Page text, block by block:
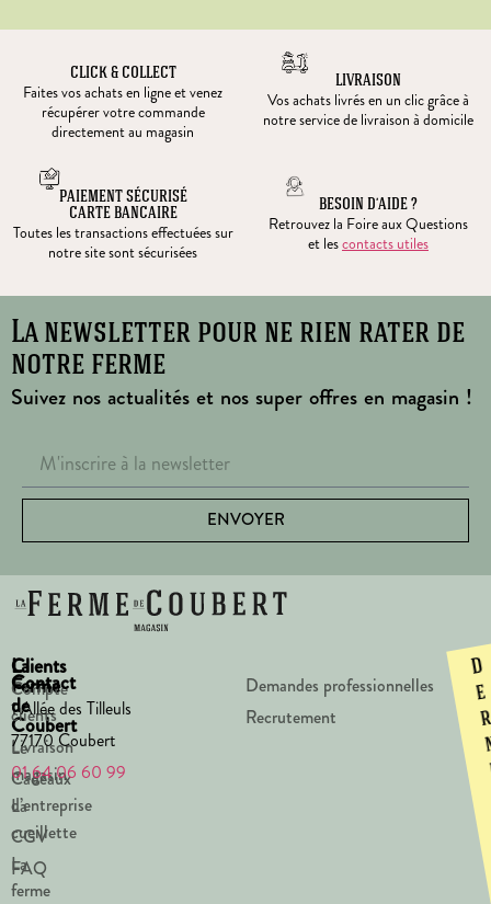
CLICK & COLLECT
Faites vos achats en ligne et venez
récupérer votre commande
directement au magasin
LIVRAISON
Vos achats livrés en un clic grâce à
notre service de livraison à domicile
PAIEMENT SÉCURISÉ
CARTE BANCAIRE
Toutes les transactions effectuées sur
notre site sont sécurisées
BESOIN D’AIDE ?
Retrouvez la Foire aux Questions
et lescontacts utiles
La newsletter pour ne rien rater de
notre ferme
Suivez nos actualités et nos super offres en magasin !
ENVOYER
La
Ferme
de
Coubert
Le
magasin
La
cueillette
La
ferme
Clients
Compte
clients
Livraison
Cadeaux
d’entreprise
CGV
FAQ
Contact
1 Allée des Tilleuls
77170 Coubert
01 64 06 60 99
Demandes professionnelles
Recrutement
D
e